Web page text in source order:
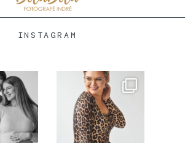
INSTAGRAM